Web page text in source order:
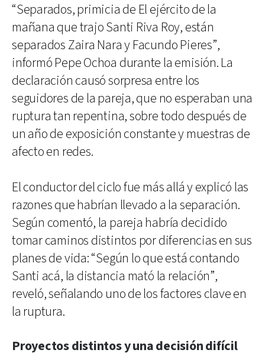
“Separados, primicia de El ejército de la
mañana que trajo Santi Riva Roy, están
separados Zaira Nara y Facundo Pieres”,
informó Pepe Ochoa durante la emisión. La
declaración causó sorpresa entre los
seguidores de la pareja, que no esperaban una
ruptura tan repentina, sobre todo después de
un año de exposición constante y muestras de
afecto en redes.
El conductor del ciclo fue más allá y explicó las
razones que habrían llevado a la separación.
Según comentó, la pareja habría decidido
tomar caminos distintos por diferencias en sus
planes de vida: “Según lo que está contando
Santi acá, la distancia mató la relación”,
reveló, señalando uno de los factores clave en
la ruptura.
Proyectos distintos y una decisión difícil